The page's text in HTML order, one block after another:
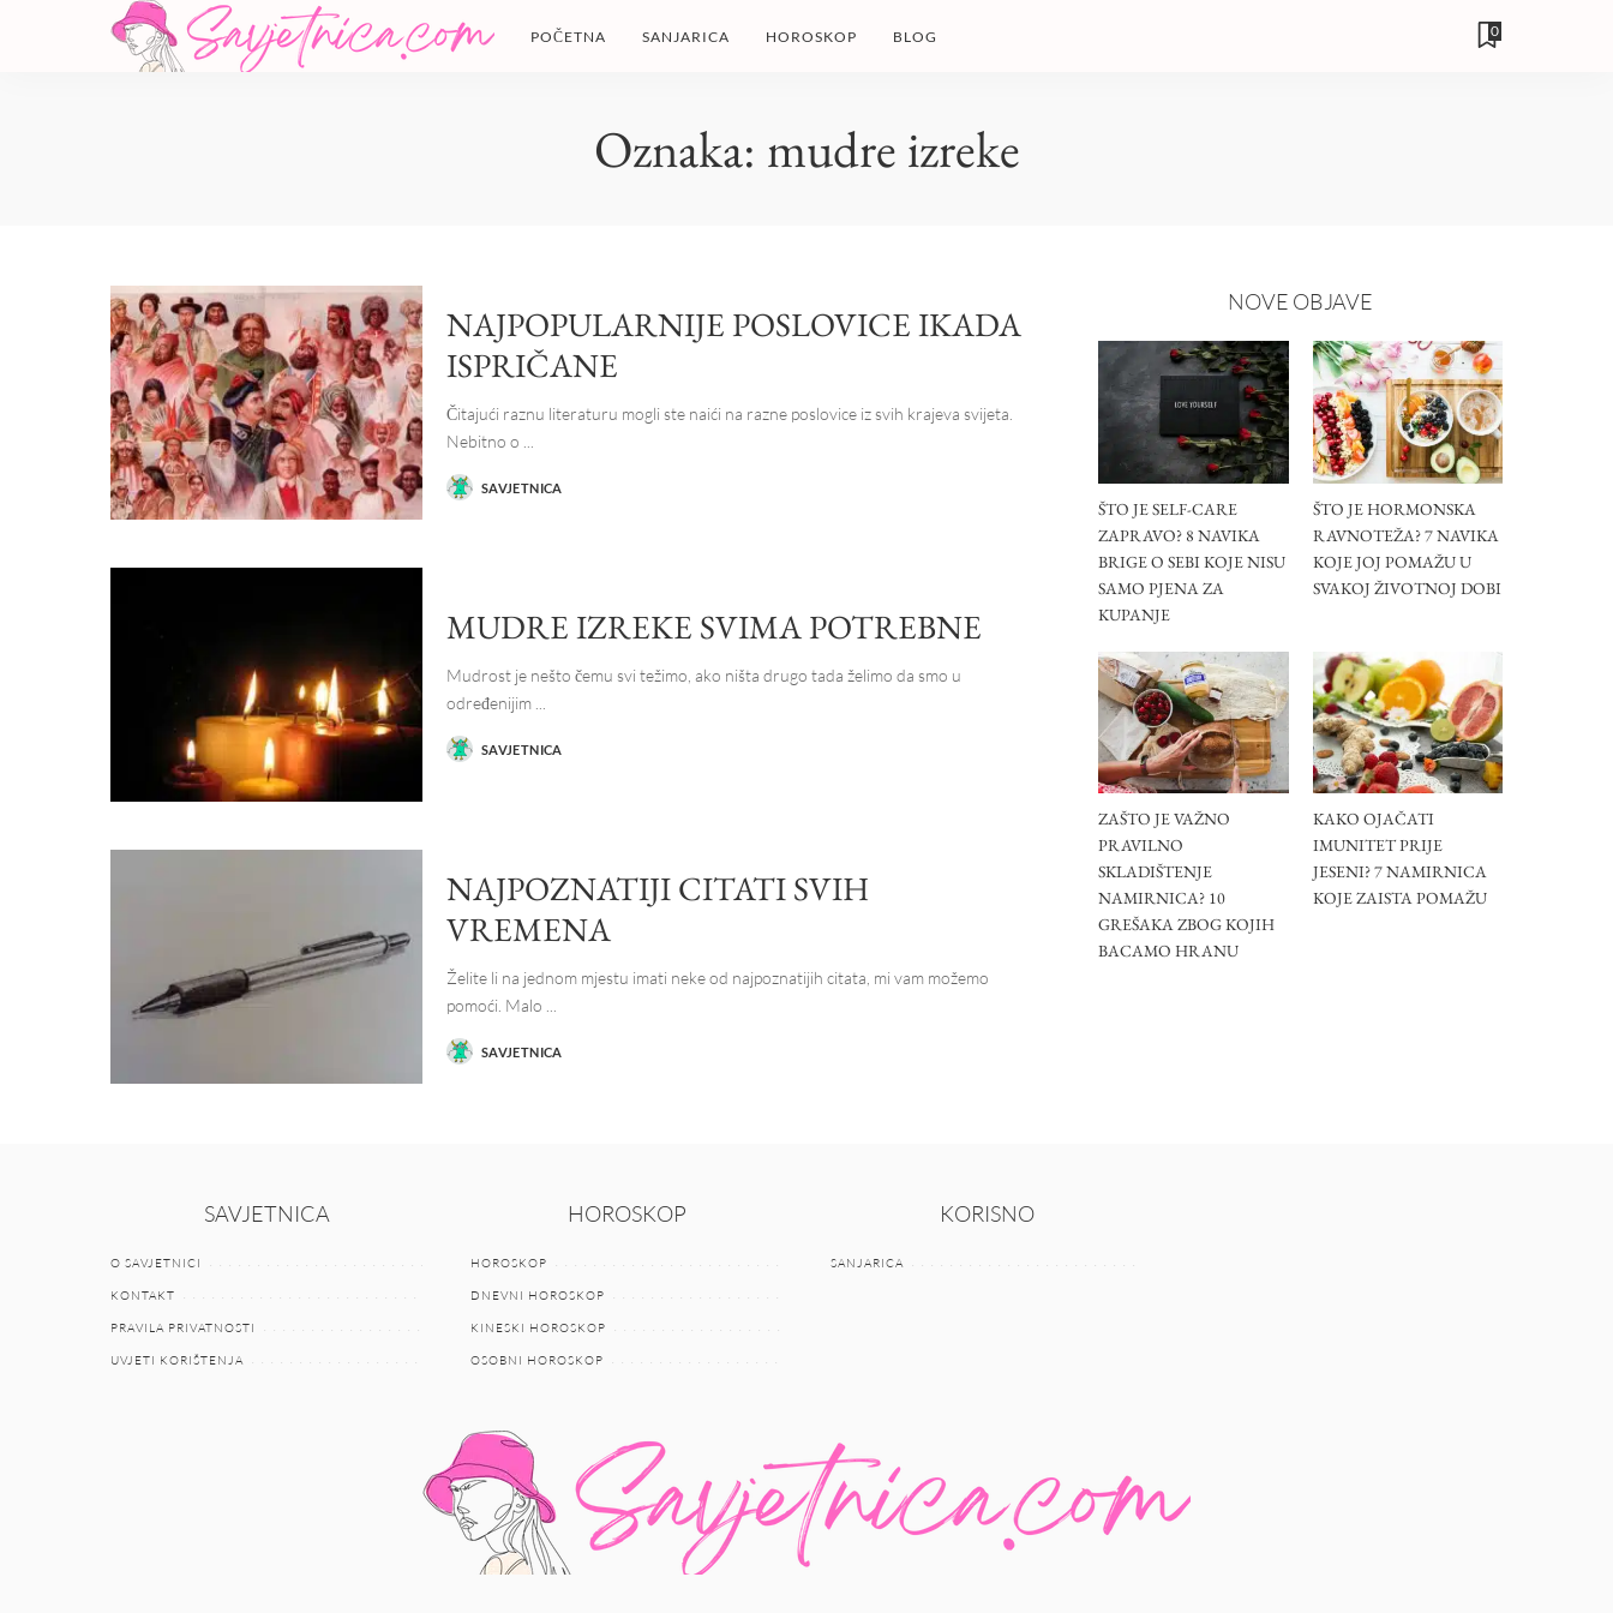
POČETNA SANJARICA HOROSKOP BLOG 0
Oznaka: mudre izreke
NAJPOPULARNIJE POSLOVICE IKADA
ISPRIČANE
Čitajući raznu literaturu mogli ste naići na razne poslovice iz svih krajeva svijeta.
Nebitno o
POSTED
BY
SAVJETNICA
MUDRE IZREKE SVIMA POTREBNE
Mudrost je nešto čemu svi težimo, ako ništa drugo tada želimo da smo u
određenijim
POSTED
BY
SAVJETNICA
NAJPOZNATIJI CITATI SVIH
VREMENA
Želite li na jednom mjestu imati neke od najpoznatijih citata, mi vam možemo
pomoći. Malo
POSTED
BY
SAVJETNICA
NOVE OBJAVE
ŠTO JE SELF-CARE
ZAPRAVO? 8 NAVIKA
BRIGE O SEBI KOJE NISU
SAMO PJENA ZA
KUPANJE
ŠTO JE HORMONSKA
RAVNOTEŽA? 7 NAVIKA
KOJE JOJ POMAŽU U
SVAKOJ ŽIVOTNOJ DOBI
ZAŠTO JE VAŽNO
PRAVILNO
SKLADIŠTENJE
NAMIRNICA? 10
GREŠAKA ZBOG KOJIH
BACAMO HRANU
KAKO OJAČATI
IMUNITET PRIJE
JESENI? 7 NAMIRNICA
KOJE ZAISTA POMAŽU
SAVJETNICA
O SAVJETNICI
KONTAKT
PRAVILA PRIVATNOSTI
UVJETI KORIŠTENJA
HOROSKOP
HOROSKOP
DNEVNI HOROSKOP
KINESKI HOROSKOP
OSOBNI HOROSKOP
KORISNO
SANJARICA